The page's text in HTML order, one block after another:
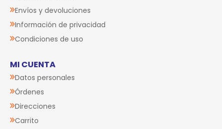
Envíos y devoluciones
Información de privacidad
Condiciones de uso
MI CUENTA
Datos personales
Órdenes
Direcciones
Carrito